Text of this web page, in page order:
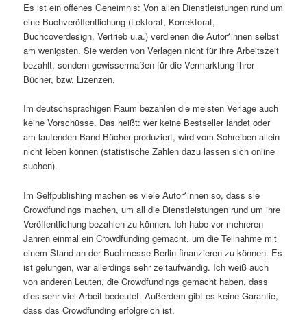
Es ist ein offenes Geheimnis: Von allen Dienstleistungen rund um
eine Buchveröffentlichung (Lektorat, Korrektorat,
Buchcoverdesign, Vertrieb u.a.) verdienen die Autor*innen selbst
am wenigsten. Sie werden von Verlagen nicht für ihre Arbeitszeit
bezahlt, sondern gewissermaßen für die Vermarktung ihrer
Bücher, bzw. Lizenzen.
Im deutschsprachigen Raum bezahlen die meisten Verlage auch
keine Vorschüsse. Das heißt: wer keine Bestseller landet oder
am laufenden Band Bücher produziert, wird vom Schreiben allein
nicht leben können (statistische Zahlen dazu lassen sich online
suchen).
Im Selfpublishing machen es viele Autor*innen so, dass sie
Crowdfundings machen, um all die Dienstleistungen rund um ihre
Veröffentlichung bezahlen zu können. Ich habe vor mehreren
Jahren einmal ein Crowdfunding gemacht, um die Teilnahme mit
einem Stand an der Buchmesse Berlin finanzieren zu können. Es
ist gelungen, war allerdings sehr zeitaufwändig. Ich weiß auch
von anderen Leuten, die Crowdfundings gemacht haben, dass
dies sehr viel Arbeit bedeutet. Außerdem gibt es keine Garantie,
dass das Crowdfunding erfolgreich ist.